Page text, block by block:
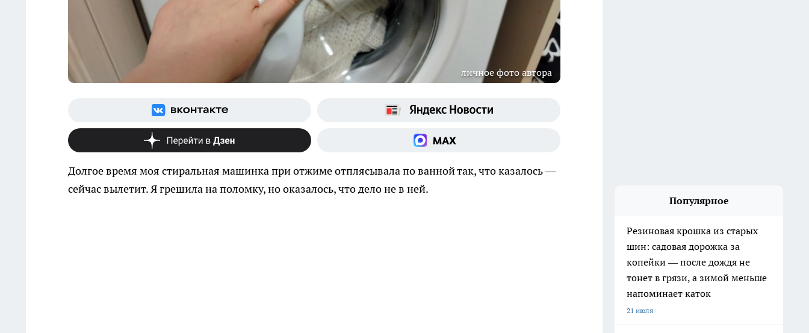
личное фото автора
Долгое время моя стиральная машинка при отжиме отплясывала по ванной так, что казалось —
сейчас вылетит. Я грешила на поломку, но оказалось, что дело не в ней.
Популярное
Резиновая крошка из старых
шин: садовая дорожка за
копейки — после дождя не
тонет в грязи, а зимой меньше
напоминает каток
21 июля